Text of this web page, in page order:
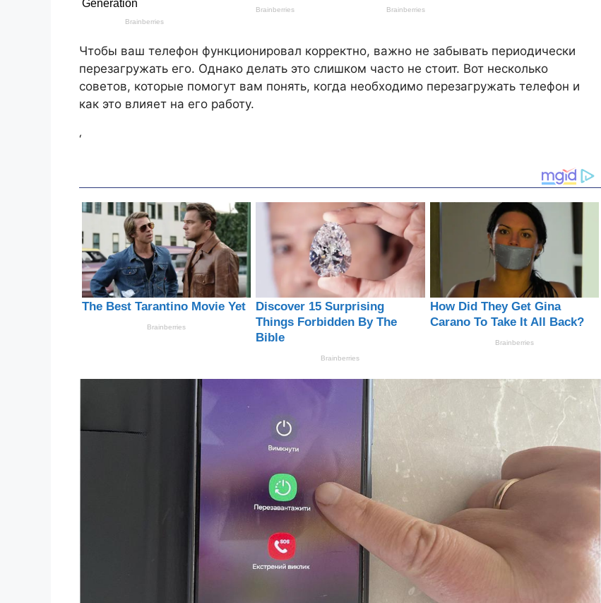
Чтобы ваш телефон функционировал корректно, важно не забывать периодически
перезагружать его. Однако делать это слишком часто не стоит. Вот несколько
советов, которые помогут вам понять, когда необходимо перезагружать телефон и
как это влияет на его работу.
‘